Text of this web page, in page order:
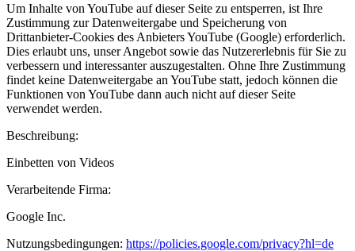
Um Inhalte von YouTube auf dieser Seite zu entsperren, ist Ihre
Zustimmung zur Datenweitergabe und Speicherung von
Drittanbieter-Cookies des Anbieters YouTube (Google) erforderlich.
Dies erlaubt uns, unser Angebot sowie das Nutzererlebnis für Sie zu
verbessern und interessanter auszugestalten. Ohne Ihre Zustimmung
findet keine Datenweitergabe an YouTube statt, jedoch können die
Funktionen von YouTube dann auch nicht auf dieser Seite
verwendet werden.
Beschreibung:
Einbetten von Videos
Verarbeitende Firma:
Google Inc.
Nutzungsbedingungen: https://policies.google.com/privacy?hl=de